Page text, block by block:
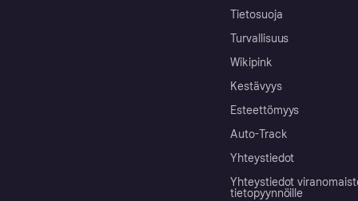
Tietosuoja
Turvallisuus
Wikipink
Kestävyys
Esteettömyys
Auto-Track
Yhteystiedot
Yhteystiedot
tietopyynnöille